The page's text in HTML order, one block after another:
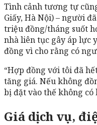
Tình cảnh tương tự
Giấy, Hà Nội) – người
triệu đồng/tháng suốt
nhà liên tục gây áp lực
đồng vì cho rằng có
“Hợp đồng với tôi đã
tăng giá. Nếu không
bị đặt vào thế không có
Giá dịch vụ,